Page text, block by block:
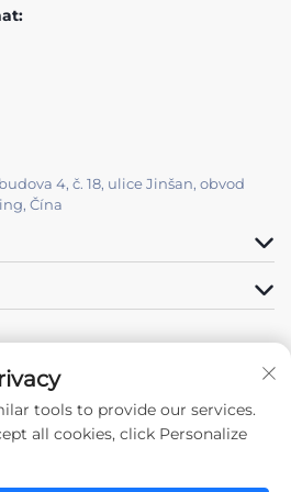
4, č. 18, ulice Jinšan, obvod
Čína
nás
tools to provide our services.
all cookies, click Personalize